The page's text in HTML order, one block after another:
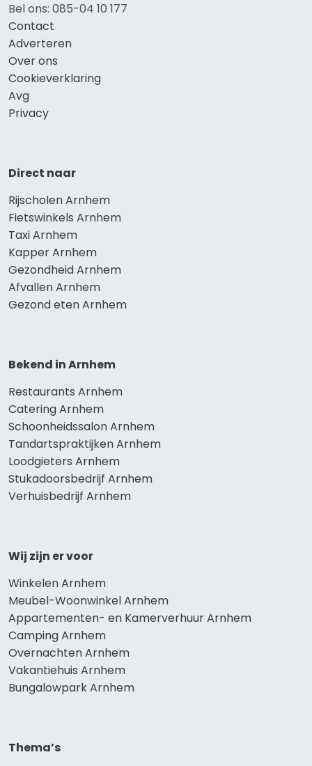
Bel ons: 085-04 10 177
Contact
Adverteren
Over ons
Cookieverklaring
Avg
Privacy
Direct naar
Rijscholen Arnhem
Fietswinkels Arnhem
Taxi Arnhem
Kapper Arnhem
Gezondheid Arnhem
Afvallen Arnhem
Gezond eten Arnhem
Bekend in Arnhem
Restaurants Arnhem
Catering Arnhem
Schoonheidssalon Arnhem
Tandartspraktijken Arnhem
Loodgieters Arnhem
Stukadoorsbedrijf Arnhem
Verhuisbedrijf Arnhem
Wij zijn er voor
Winkelen Arnhem
Meubel-Woonwinkel Arnhem
Appartementen- en Kamerverhuur Arnhem
Camping Arnhem
Overnachten Arnhem
Vakantiehuis Arnhem
Bungalowpark Arnhem
Thema’s